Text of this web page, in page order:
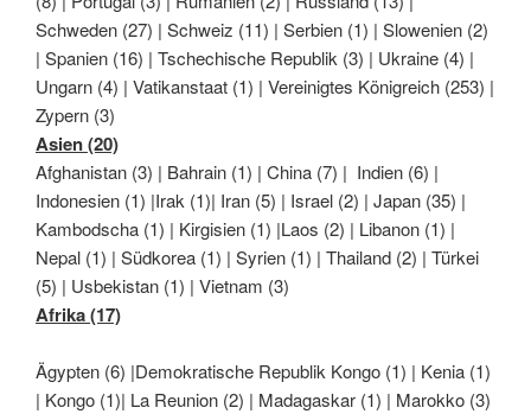
Schweden (27) | Schweiz (11) | Serbien (1) | Slowenien (2)
| Spanien (16) | Tschechische Republik (3) | Ukraine (4) |
Ungarn (4) | Vatikanstaat (1) | Vereinigtes Königreich (253) |
Zypern (3)
Asien (20)
Afghanistan (3) | Bahrain (1) | China (7) | Indien (6) |
Indonesien (1) |Irak (1)| Iran (5) | Israel (2) | Japan (35) |
Kambodscha (1) | Kirgisien (1) |Laos (2) | Libanon (1) |
Nepal (1) | Südkorea (1) | Syrien (1) | Thailand (2) | Türkei
(5) | Usbekistan (1) | Vietnam (3)
Afrika (17)
Ägypten (6) |Demokratische Republik Kongo (1) | Kenia (1)
| Kongo (1)| La Reunion (2) | Madagaskar (1) | Marokko (3)